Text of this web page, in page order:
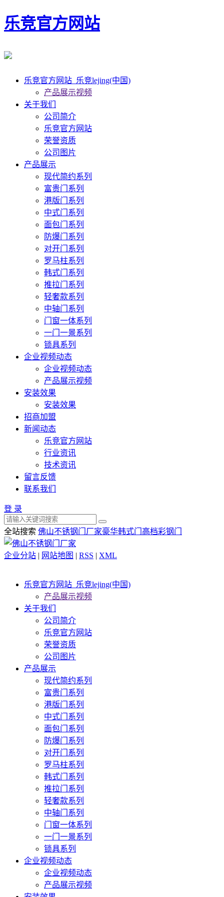
乐竞官方网站
乐竞官方网站_乐竞lejing(中国)
产品展示视频
关于我们
公司简介
乐竞官方网站
荣誉资质
公司图片
产品展示
现代简约系列
富贵门系列
港版门系列
中式门系列
面包门系列
防爆门系列
对开门系列
罗马柱系列
韩式门系列
推拉门系列
轻奢款系列
中轴门系列
门窗一体系列
一门一景系列
锁具系列
企业视频动态
企业视频动态
产品展示视频
安装效果
安装效果
招商加盟
新闻动态
乐竞官方网站
行业资讯
技术资讯
留言反馈
联系我们
登 录
全站搜索 佛山不锈钢门厂家豪华韩式门 高档彩钢门
企业分站 | 网站地图 | RSS | XML
乐竞官方网站_乐竞lejing(中国)
产品展示视频
关于我们
公司简介
乐竞官方网站
荣誉资质
公司图片
产品展示
现代简约系列
富贵门系列
港版门系列
中式门系列
面包门系列
防爆门系列
对开门系列
罗马柱系列
韩式门系列
推拉门系列
轻奢款系列
中轴门系列
门窗一体系列
一门一景系列
锁具系列
企业视频动态
企业视频动态
产品展示视频